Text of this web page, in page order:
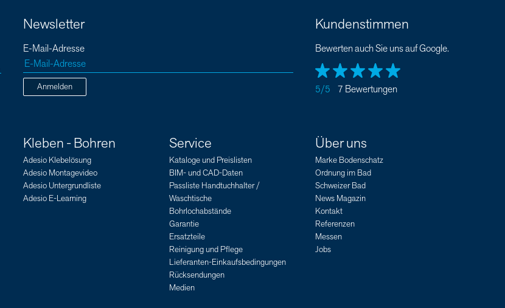
Newsletter
E-Mail-Adresse
Anmelden
Kundenstimmen
Bewerten auch Sie uns auf Google.
5/5 7 Bewertungen
Kleben - Bohren
Adesio Klebelösung
Adesio Montagevideo
Adesio Untergrundliste
Adesio E-Learning
Service
Kataloge und Preislisten
BIM- und CAD-Daten
Passliste Handtuchhalter /
Waschtische
Bohrlochabstände
Garantie
Ersatzteile
Reinigung und Pflege
Lieferanten-Einkaufsbedingungen
Rücksendungen
Medien
Über uns
Marke Bodenschatz
Ordnung im Bad
Schweizer Bad
News Magazin
Kontakt
Referenzen
Messen
Jobs